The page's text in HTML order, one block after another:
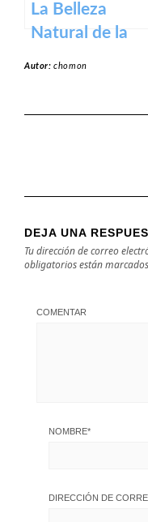
La Belleza
Natural de la
Autor:chomon
DEJA UNA
Tu dirección de correo
obligatorios están
COMENTAR
NOMBRE*
DIRECCIÓN DE